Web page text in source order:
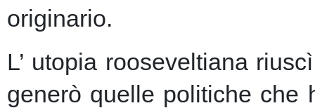
originario.
L’ utopia rooseveltiana
generò quelle politiche che